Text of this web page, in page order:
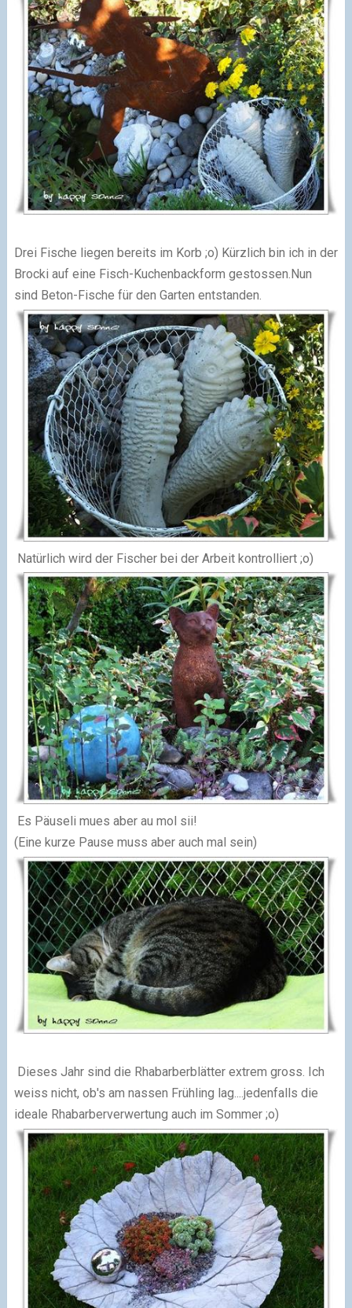
Drei Fische liegen bereits im Korb ;o) Kürzlich bin ich in der
Brocki auf eine Fisch-Kuchenbackform gestossen.Nun
sind Beton-Fische für den Garten entstanden.
Natürlich wird der Fischer bei der Arbeit kontrolliert ;o)
Es Päuseli mues aber au mol sii!
(Eine kurze Pause muss aber auch mal sein)
Dieses Jahr sind die Rhabarberblätter extrem gross. Ich
weiss nicht, ob's am nassen Frühling lag....jedenfalls die
ideale Rhabarberverwertung auch im Sommer ;o)